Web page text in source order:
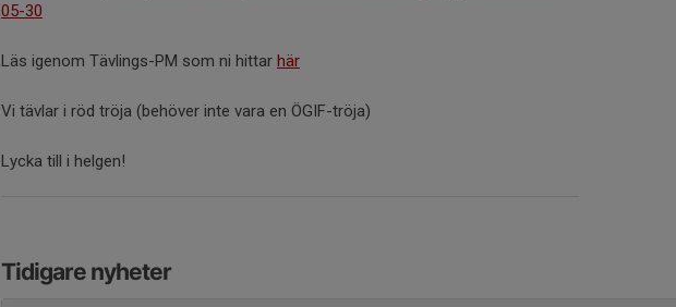
05-30
Läs igenom Tävlings-PM som ni hittar här
Vi tävlar i röd tröja (behöver inte vara en ÖGIF-tröja)
Lycka till i helgen!
Tidigare nyheter